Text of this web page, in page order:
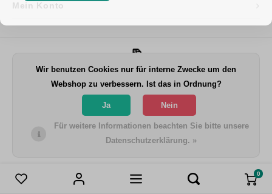
0
Mein Konto
© Copyright 2026 LAUBNER ID Solutions GmbH - Theme by Shopmonkey
Produkte vergleichen 0
Wir benutzen Cookies nur für interne Zwecke um den
Webshop zu verbessern. Ist das in Ordnung?
Ja Nein
Für weitere Informationen beachten Sie bitte unsere
Datenschutzerklärung. »